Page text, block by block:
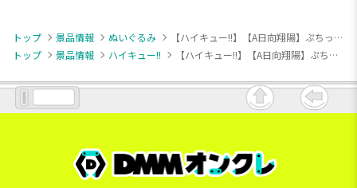
トップ 景品情報 ぬいぐるみ
【ハイキュー!!】【A日向翔陽】ぷちっしゅ！ ハイキュー!! vol.1
トップ
景品情報 ハイキュー!! 【ハイキュー!!】【A日向翔陽】ぷちっしゅ！ ハイキュー!! vol.1